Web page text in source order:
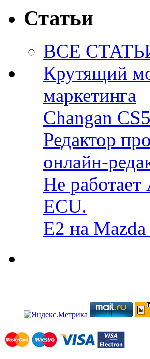
Статьи
ВСЕ
Крутящий
маркетинга
Changan
Редактор
онлайн-
Не
ECU.
E2 на